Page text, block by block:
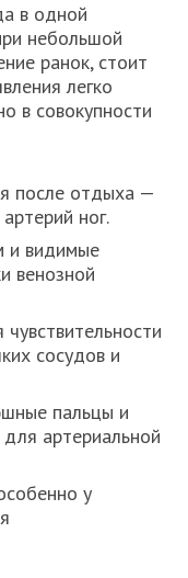
в одной
небольшой
ранок, стоит
легко
в совокупности
после отдыха —
ног.
и видимые
венозной
сосудов и
пальцы и
артериальной
у